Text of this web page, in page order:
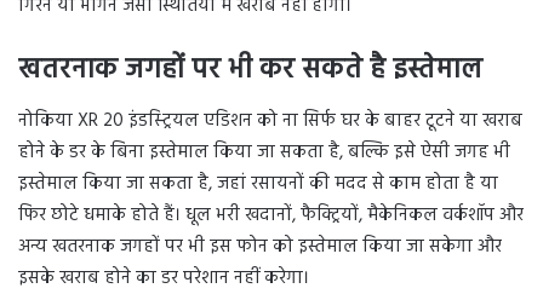
गिरने या भीगने जैसी स्थितियों में खराब नहीं होगा।
खतरनाक जगहों पर भी कर सकते है इस्तेमाल
नोकिया XR 20 इंडस्ट्रियल एडिशन को ना सिर्फ घर के बाहर टूटने या खराब
होने के डर के बिना इस्तेमाल किया जा सकता है, बल्कि इसे ऐसी जगह भी
इस्तेमाल किया जा सकता है, जहां रसायनों की मदद से काम होता है या
फिर छोटे धमाके होते हैं। धूल भरी खदानों, फैक्ट्रियों, मैकेनिकल वर्कशॉप और
अन्य खतरनाक जगहों पर भी इस फोन को इस्तेमाल किया जा सकेगा और
इसके खराब होने का डर परेशान नहीं करेगा।